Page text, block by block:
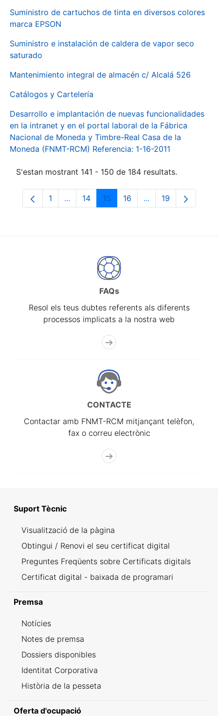
Suministro de cartuchos de tinta en diversos colores
marca EPSON
Suministro e instalación de caldera de vapor seco
saturado
Mantenimiento integral de almacén c/ Alcalá 526
Catálogos y Cartelería
Desarrollo e implantación de nuevas funcionalidades
en la intranet y en el portal laboral de la Fábrica
Nacional de Moneda y Timbre-Real Casa de la
Moneda (FNMT-RCM) Referencia: 1-16-2011
S'estan mostrant 141 - 150 de 184 resultats.
Pàgina
1 ...Pàgines intermèdies Utilitzeu TAB per
Pàgina
14 Pàgina
15 Pàgina
16 ...PàginesPàgina
19
FAQs
Resol els teus dubtes referents als diferents
processos implicats a la nostra web
CONTACTE
Contactar amb FNMT-RCM mitjançant telèfon,
fax o correu electrònic
Suport Tècnic
Visualització de la pàgina
Obtingui / Renovi el seu certificat digital
Preguntes Freqüents sobre Certificats digitals
Certificat digital - baixada de programari
Premsa
Notícies
Notes de premsa
Dossiers disponibles
Identitat Corporativa
Història de la pesseta
Oferta d'ocupació